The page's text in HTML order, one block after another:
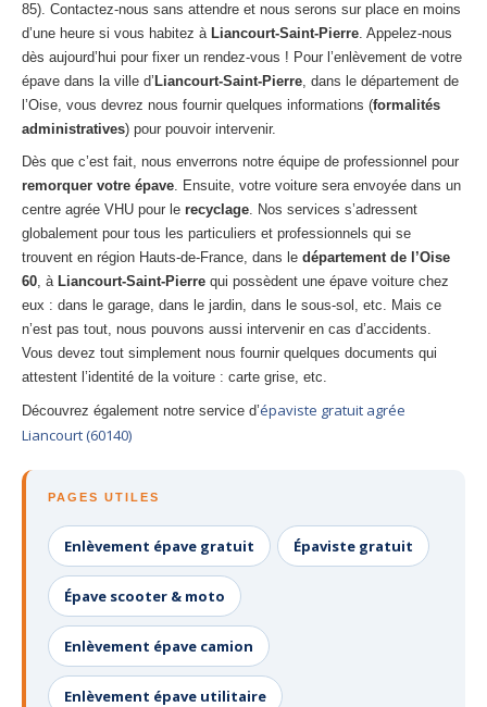
85). Contactez-nous sans attendre et nous serons sur place en moins
d’une heure si vous habitez à Liancourt-Saint-Pierre. Appelez-nous
dès aujourd’hui pour fixer un rendez-vous ! Pour l’enlèvement de votre
épave dans la ville d’ Liancourt-Saint-Pierre, dans le département de
l’Oise, vous devrez nous fournir quelques informations (formalités
administratives) pour pouvoir intervenir.
Dès que c’est fait, nous enverrons notre équipe de professionnel pour
remorquer votre épave. Ensuite, votre voiture sera envoyée dans un
centre agrée VHU pour le recyclage. Nos services s’adressent
globalement pour tous les particuliers et professionnels qui se
trouvent en région Hauts-de-France, dans le département de l’Oise
60, à Liancourt-Saint-Pierre qui possèdent une épave voiture chez
eux : dans le garage, dans le jardin, dans le sous-sol, etc. Mais ce
n’est pas tout, nous pouvons aussi intervenir en cas d’accidents.
Vous devez tout simplement nous fournir quelques documents qui
attestent l’identité de la voiture : carte grise, etc.
Découvrez également notre service d’épaviste gratuit agrée
Liancourt (60140)
PAGES UTILES
Enlèvement épave gratuit Épaviste gratuit
Épave scooter & moto
Enlèvement épave camion
Enlèvement épave utilitaire